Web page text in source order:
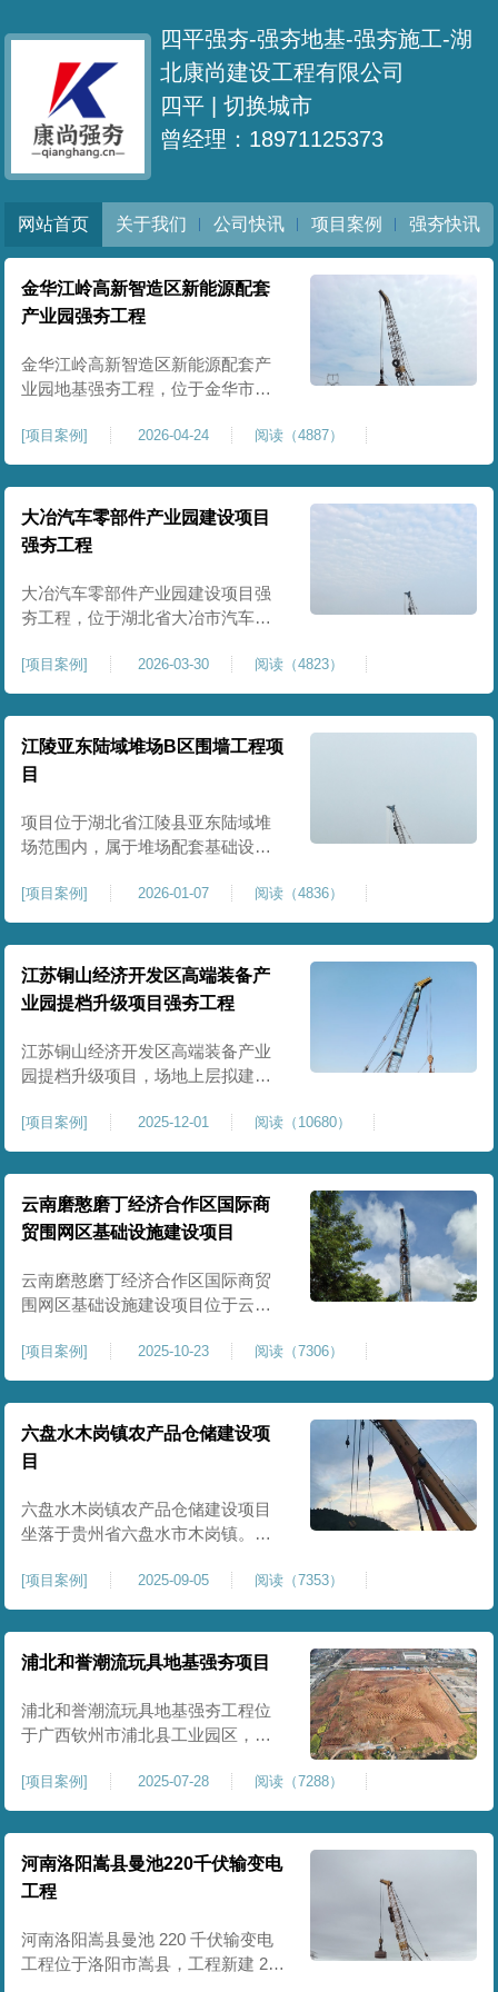
四平强夯-强夯地基-强夯施工-湖
北康尚建设工程有限公司
四平 |切换城市
曾经理：18971125373
网站首页 关于我们 公司快讯 项目案例 强夯快讯
金华江岭高新智造区新能源配套
产业园强夯工程
金华江岭高新智造区新能源配套产
业园地基强夯工程，位于金华市江
园区重点基建配套项目。本项目地
基强夯处理总面积40000㎡，施工范
围为新能源配套产业园核心建设地
块。项目场地为园区新建建设用
地，原始场地土质松散、土层固结
不均匀、孔隙较大、地基承载力偏
弱。新能源产业园厂房及配套设施
对
[项目案例] 2026-04-24 阅读（4887）
大冶汽车零部件产业园建设项目
强夯工程
大冶汽车零部件产业园建设项目强
夯工程，位于湖北省大冶市汽车零
业厂房、生产车间及配套附属设施
建设的前置基础性地基处理工程。
项目场地为园区新建工业建设用
地，原始场地土层松散、土质均匀
性较差、土体固结度不足，天然地
基承载力偏低。汽车零部件生产厂
房对地基平整度、整体刚度、沉降
控
[项目案例] 2026-03-30 阅读（4823）
江陵亚东陆域堆场B区围墙工程项
目
项目位于湖北省江陵县亚东陆域堆
场范围内，属于堆场配套基础设施
墙及附属设施建设，是保障场区边
界围护结构稳定、提升场地整体建
设标准的前置关键工程，本项目强
夯处理总面积20000㎡，施工范围为
陆域堆场B区围墙沿线及配套场地。
原场地土层松散、回填不均、固结
程度差，地基承载力较低，且堆
[项目案例] 2026-01-07 阅读（4836）
江苏铜山经济开发区高端装备产
业园提档升级项目强夯工程
江苏铜山经济开发区高端装备产业
园提档升级项目，场地上层拟建厂
施。占地面积约130000㎡.项目采用
强夯工艺对地基进行加固处理，确
保处理后地基承载力特征值
≥100kPa、压实系数≥0.94、压缩模
量≥5MPa，工程实施后将有效提升
场地整体承载力与均匀性，消除不
均匀沉降隐患，为园区高端装备产
业项目
[项目案例] 2025-12-01 阅读（10680）
云南磨憨磨丁经济合作区国际商
贸围网区基础设施建设项目
云南磨憨磨丁经济合作区国际商贸
围网区基础设施建设项目位于云南
商贸、口岸监管、通关查验的重要
基础设施工程。项目建设内容主要
为场地地基处理，处理总面积约 5
万平方米，采用强夯加固施工工
艺，通过全场地强夯提升地基承载
力、消除不均匀沉降，满足围网区
后续建（构）筑物及重型作业场地
使
[项目案例] 2025-10-23 阅读（7306）
六盘水木岗镇农产品仓储建设项
目
六盘水木岗镇农产品仓储建设项目
坐落于贵州省六盘水市木岗镇。场
房、分拣车间、配套附属用房等设
施。项目原始场地为新建建设用
地，土层分布不均、土体松散、天
然固结程度较低，地基整体承载力
筑需长期承受货物堆放荷载，对地
基沉降稳定性、整体密实度要求较
[项目案例] 2025-09-05 阅读（7353）
浦北和誉潮流玩具地基强夯项目
浦北和誉潮流玩具地基强夯工程位
于广西钦州市浦北县工业园区，场
公及生活附属设施。原始场地为新
建园区待开发地块，土体回填不
均、土质松散、固结度不足，场地
承载力与整体均匀性较差，若直接
施工易出现地基不均匀沉降、地面
开裂、墙体变形等质量问题，无法
满足工业厂房长期荷载及规范建设
标
[项目案例] 2025-07-28 阅读（7288）
河南洛阳嵩县曼池220千伏输变电
工程
河南洛阳嵩县曼池 220 千伏输变电
工程位于洛阳市嵩县，工程新建 220